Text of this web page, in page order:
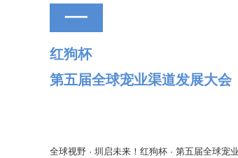
一
红狗杯
第五届全球宠业渠道发展大会
全球视野 · 圳启未来！红狗杯 · 第五届全球